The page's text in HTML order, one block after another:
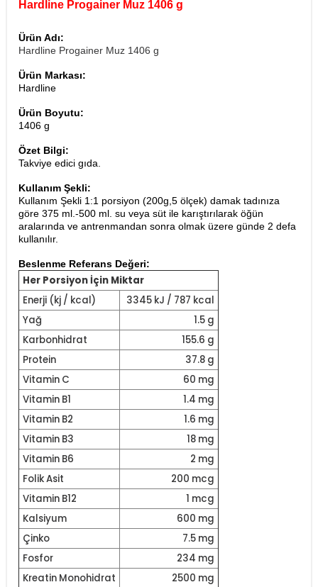
Hardline Progainer Muz 1406 g
Ürün Adı:
Hardline Progainer Muz 1406 g
Ürün Markası:
Hardline
Ürün Boyutu:
1406 g
Özet Bilgi:
Takviye edici gıda.
Kullanım Şekli:
Kullanım Şekli 1:1 porsiyon (200g,5 ölçek) damak tadınıza
göre 375 ml.-500 ml. su veya süt ile karıştırılarak öğün
aralarında ve antrenmandan sonra olmak üzere günde 2 defa
kullanılır.
Beslenme Referans Değeri:
Her Porsiyon İçin Miktar
Enerji (kj / kcal)
3345 kJ / 787 kcal
Yağ
1.5 g
Karbonhidrat
155.6 g
Protein
37.8 g
Vitamin C
60 mg
Vitamin B1
1.4 mg
Vitamin B2
1.6 mg
Vitamin B3
18 mg
Vitamin B6
2 mg
Folik Asit
200 mcg
Vitamin B12
1 mcg
Kalsiyum
600 mg
Çinko
7.5 mg
Fosfor
234 mg
Kreatin Monohidrat
2500 mg